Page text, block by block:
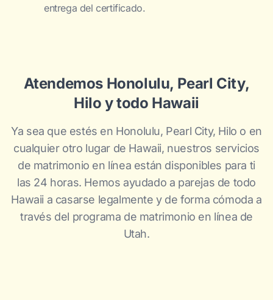
entrega del certificado.
Atendemos Honolulu, Pearl City,
Hilo y todo Hawaii
Ya sea que estés en Honolulu, Pearl City, Hilo o en
cualquier otro lugar de Hawaii, nuestros servicios
de matrimonio en línea están disponibles para ti
las 24 horas. Hemos ayudado a parejas de todo
Hawaii a casarse legalmente y de forma cómoda a
través del programa de matrimonio en línea de
Utah.